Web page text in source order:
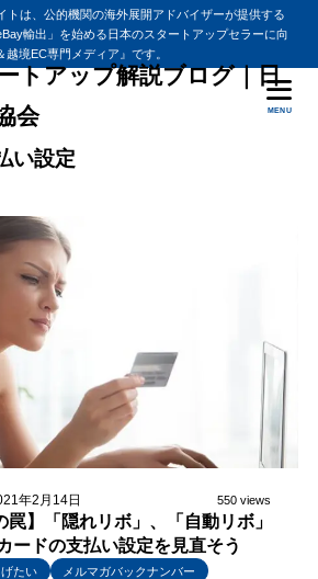
トは、公的機関の海外展開アドバイザーが提供する
輸出」を始める日本のスタートアップセラーに向
境EC専門メディア』です。
トアップ解説ブログ｜日
会
MENU
い設定
年2月14日 550 views
罠】「隠れリボ」、「自動リボ」
ードの支払い設定を見直そう
たい
メルマガバックナンバー